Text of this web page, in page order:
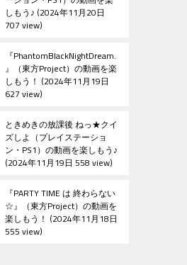
しもう♪ 2024年11月20日
707 view
『PhantomBlackNightDream.
』（東方Project）の動画を楽
しもう！ 2024年11月19日
627 view
ときめきの放課後 ねっ★クイ
ズしよ（プレイステーショ
ン・PS1）の動画を楽しもう♪
2024年11月19日 558 view
『PARTY TIME は 終わらない
☆』（東方Project）の動画を
楽しもう！ 2024年11月18日
555 view